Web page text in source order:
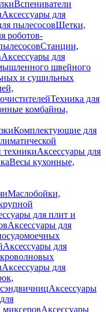
Вспениватели
Аксессуары для
пылесосовЩетки,
роботов-
Станции,
Аксессуары для
швейного
и сушильных
Техника для
комбайны,
Комплектующие для
техникиАксессуары для
Весы кухонные,
Маслобойки,
для плит и
Аксессуары для
Аксессуары для
Аксессуары для
Аксессуары
миксеровАксессуары